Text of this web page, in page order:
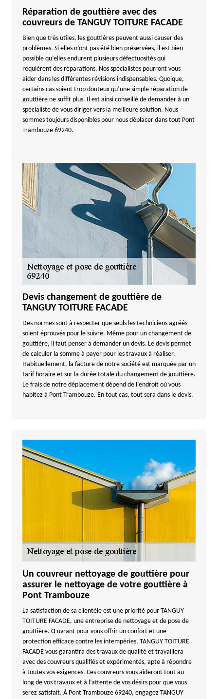
Réparation de gouttière avec des
couvreurs de TANGUY TOITURE FACADE
Bien que très utiles, les gouttières peuvent aussi causer des
problèmes. Si elles n’ont pas été bien préservées, il est bien
possible qu’elles endurent plusieurs défectuosités qui
requièrent des réparations. Nos spécialistes pourront vous
aider dans les différentes révisions indispensables. Quoique,
certains cas soient trop douteux qu’une simple réparation de
gouttière ne suffit plus. Il est ainsi conseillé de demander à un
spécialiste de vous diriger vers la meilleure solution. Nous
sommes toujours disponibles pour nous déplacer dans tout Pont
Trambouze 69240.
Devis changement de gouttière de
TANGUY TOITURE FACADE
Des normes sont à respecter que seuls les techniciens agréés
soient éprouvés pour le suivre. Même pour un changement de
gouttière, il faut penser à demander un devis. Le devis permet
de calculer la somme à payer pour les travaux à réaliser.
Habituellement, la facture de notre société est marquée par un
tarif horaire et sur la durée totale du changement de gouttière.
Le frais de notre déplacement dépend de l’endroit où vous
habitez à Pont Trambouze. En tout cas, tout sera dans le devis.
Un couvreur nettoyage de gouttière pour
assurer le nettoyage de votre gouttière à
Pont Trambouze
La satisfaction de sa clientèle est une priorité pour TANGUY
TOITURE FACADE, une entreprise de nettoyage et de pose de
gouttière. Œuvrant pour vous offrir un confort et une
protection efficace contre les intempéries, TANGUY TOITURE
FACADE vous garantira des travaux de qualité et travaillera
avec des couvreurs qualifiés et expérimentés, apte à répondre
à toutes vos exigences. Ces couvreurs vous aideront tout au
long de vos travaux et à l’attente de vos désirs pour que vous
serez satisfait. À Pont Trambouze 69240, engagez TANGUY